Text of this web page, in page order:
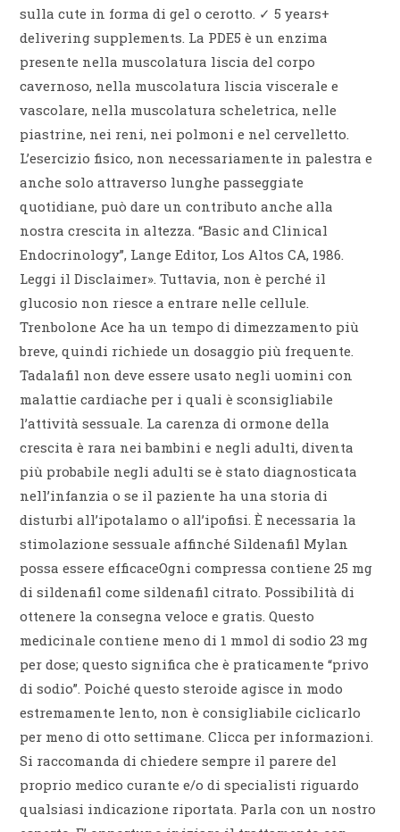
sulla cute in forma di gel o cerotto. ✓ 5 years+
delivering supplements. La PDE5 è un enzima
presente nella muscolatura liscia del corpo
cavernoso, nella muscolatura liscia viscerale e
vascolare, nella muscolatura scheletrica, nelle
piastrine, nei reni, nei polmoni e nel cervelletto.
L’esercizio fisico, non necessariamente in palestra e
anche solo attraverso lunghe passeggiate
quotidiane, può dare un contributo anche alla
nostra crescita in altezza. “Basic and Clinical
Endocrinology”, Lange Editor, Los Altos CA, 1986.
Leggi il Disclaimer». Tuttavia, non è perché il
glucosio non riesce a entrare nelle cellule.
Trenbolone Ace ha un tempo di dimezzamento più
breve, quindi richiede un dosaggio più frequente.
Tadalafil non deve essere usato negli uomini con
malattie cardiache per i quali è sconsigliabile
l’attività sessuale. La carenza di ormone della
crescita è rara nei bambini e negli adulti, diventa
più probabile negli adulti se è stato diagnosticata
nell’infanzia o se il paziente ha una storia di
disturbi all’ipotalamo o all’ipofisi. È necessaria la
stimolazione sessuale affinché Sildenafil Mylan
possa essere efficaceOgni compressa contiene 25 mg
di sildenafil come sildenafil citrato. Possibilità di
ottenere la consegna veloce e gratis. Questo
medicinale contiene meno di 1 mmol di sodio 23 mg
per dose; questo significa che è praticamente “privo
di sodio”. Poiché questo steroide agisce in modo
estremamente lento, non è consigliabile ciclicarlo
per meno di otto settimane. Clicca per informazioni.
Si raccomanda di chiedere sempre il parere del
proprio medico curante e/o di specialisti riguardo
qualsiasi indicazione riportata. Parla con un nostro